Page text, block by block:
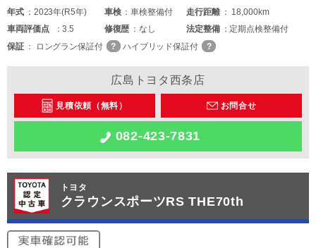
年式 2023年(R5年) 車検 車検整備付 走行距離
18,000km
車両評価点 3.5 修復歴 なし 法定整備
定期点検整備付
保証
ロングラン保証付 ハイブリッド保証付
広島トヨタ西条店
見積依頼（無料） お問合せ
082-423-7831
トヨタ
クラウンスポーツRS THE70th